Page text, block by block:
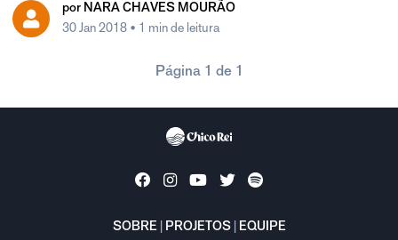
por NARA CHAVES MOURÃO
30 Jan 2018 • 1 min de leitura
Página 1 de 1
SOBRE PROJETOS EQUIPE